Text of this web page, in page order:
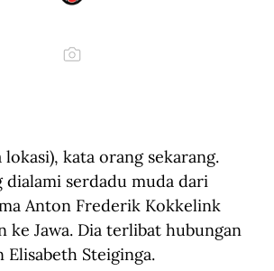
kata orang sekarang.
dialami serdadu muda dari
Anton Frederik Kokkelink
ke Jawa. Dia terlibat hubungan
Elisabeth Steiginga.